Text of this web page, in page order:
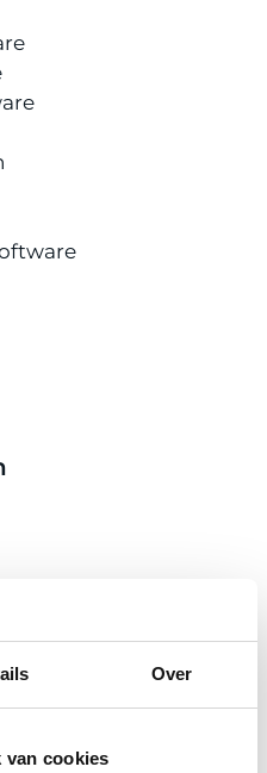
Over
van cookies
NOVA PRO